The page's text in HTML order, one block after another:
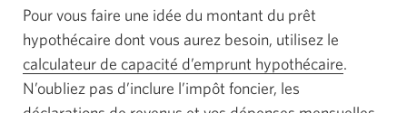
Pour vous faire une idée du montant du prêt
hypothécaire dont vous aurez besoin, utilisez le
calculateur de capacité d’emprunt hypothécaire.
N’oubliez pas d’inclure l’impôt foncier, les